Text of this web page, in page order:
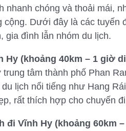
chóng và thoải mái,
Dưới đây là các tuyến
gia đình lẫn nhóm du lịch.
Hy (khoảng 40km – 1 giờ
tâm thành phố Phan
lịch nổi tiếng như Hang
rất thích hợp cho chuyến
đi Vĩnh Hy (khoảng 60km